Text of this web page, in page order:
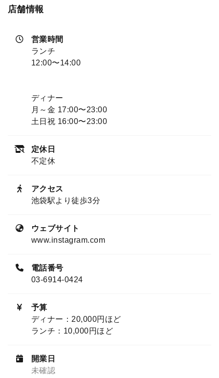
店舗情報
営業時間
ランチ
12:00〜14:00
ディナー
月～金 17:00〜23:00
土日祝 16:00〜23:00
定休日
不定休
アクセス
池袋駅より徒歩3分
ウェブサイト
www.instagram.com
電話番号
03-6914-0424
予算
ディナー：20,000円ほど
ランチ：10,000円ほど
開業日
未確認